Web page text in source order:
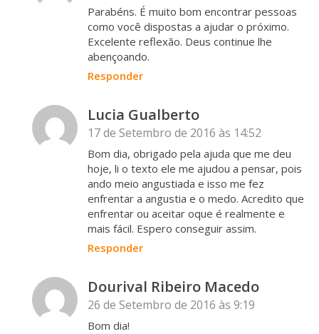
Parabéns. É muito bom encontrar pessoas
como você dispostas a ajudar o próximo.
Excelente reflexão. Deus continue lhe
abençoando.
Responder
Lucia Gualberto
17 de Setembro de 2016 às 14:52
Bom dia, obrigado pela ajuda que me deu
hoje, li o texto ele me ajudou a pensar, pois
ando meio angustiada e isso me fez
enfrentar a angustia e o medo. Acredito que
enfrentar ou aceitar oque é realmente e
mais fácil. Espero conseguir assim.
Responder
Dourival Ribeiro Macedo
26 de Setembro de 2016 às 9:19
Bom dia!